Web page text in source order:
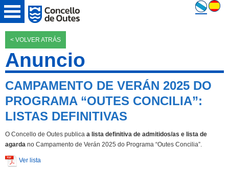
< VOLVER ATRÁS
Anuncio
CAMPAMENTO DE VERÁN 2025 DO
PROGRAMA “OUTES CONCILIA”:
LISTAS DEFINITIVAS
O Concello de Outes publica a lista definitiva de admitidos/as e lista de
agarda no Campamento de Verán 2025 do Programa “Outes Concilia”.
Ver lista